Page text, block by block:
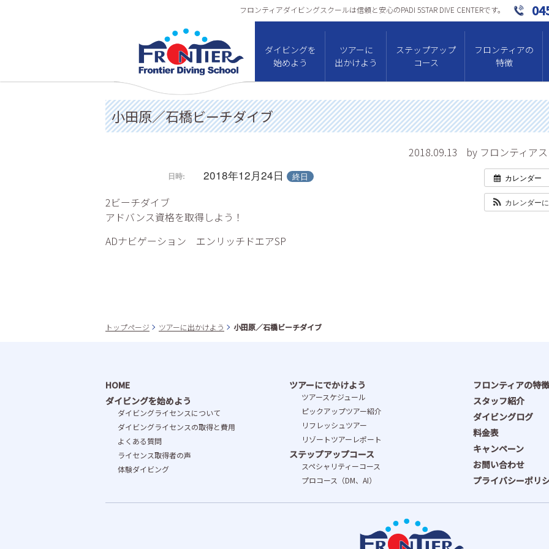
フロンティアダイビングスクールは信頼と安⼼のPADI 5STAR DIVE CENTERです。
ダイビングを
始めよう
ツアーに
出かけよう
ステップアップ
コース
フロンティアの
特徴
小田原／石橋ビーチダイブ
2018.09.13 by フロンティア
カレンダー
カレンダー
日時: 2018年12月24日 終日
2ビーチダイブ
アドバンス資格を取得しよう！
ADナビゲーション エンリッチドエアSP
トップページ ツアーに出かけよう 小田原／石橋ビーチダイブ
HOME
ダイビングを始めよう
ダイビングライセンスについて
ダイビングライセンスの取得と費⽤
よくある質問
ライセンス取得者の声
体験ダイビング
ツアーにでかけよう
ツアースケジュール
ピックアップツアー紹介
リフレッシュツアー
リゾートツアーレポート
ステップアップコース
スペシャリティーコース
プロコース（DM、AI）
フロンティアの特徴
スタッフ紹介
ダイビングログ
料金表
キャンペーン
お問い合わせ
プライバシーポリ